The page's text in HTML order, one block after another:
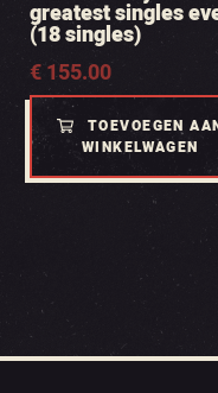
greatest singles
(18 singles)
€155.00
TOEVOEGEN
WINKELWAGEN